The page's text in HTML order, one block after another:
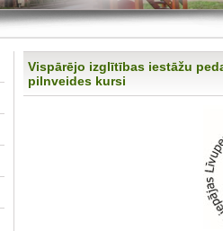
Vispārējo izglītības iestāžu
pilnveides kursi